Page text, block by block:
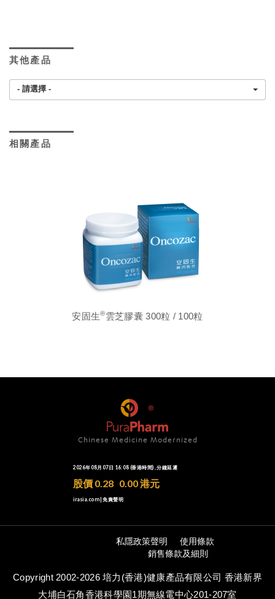
其他產品
- 請選擇 -
相關產品
安固生®雲芝膠囊 300粒 / 100粒
Chinese Medicine Modernized
使用條款
私隱政策聲明
銷售條款及細則
Copyright 2002-2026 培力(香港)健康產品有限公司 香港新界
大埔白石角香港科學園1期無線電中心201-207室